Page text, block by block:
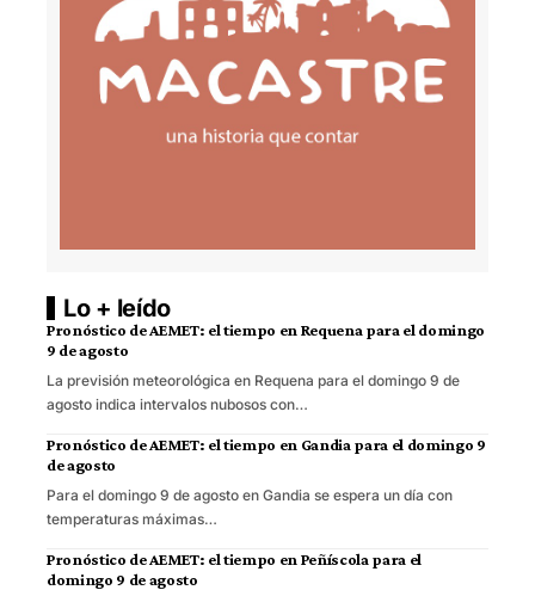
Lo + leído
Pronóstico de AEMET: el tiempo en Requena para el domingo
9 de agosto
La previsión meteorológica en Requena para el domingo 9 de
agosto indica intervalos nubosos con…
Pronóstico de AEMET: el tiempo en Gandia para el domingo 9
de agosto
Para el domingo 9 de agosto en Gandia se espera un día con
temperaturas máximas…
Pronóstico de AEMET: el tiempo en Peñíscola para el
domingo 9 de agosto